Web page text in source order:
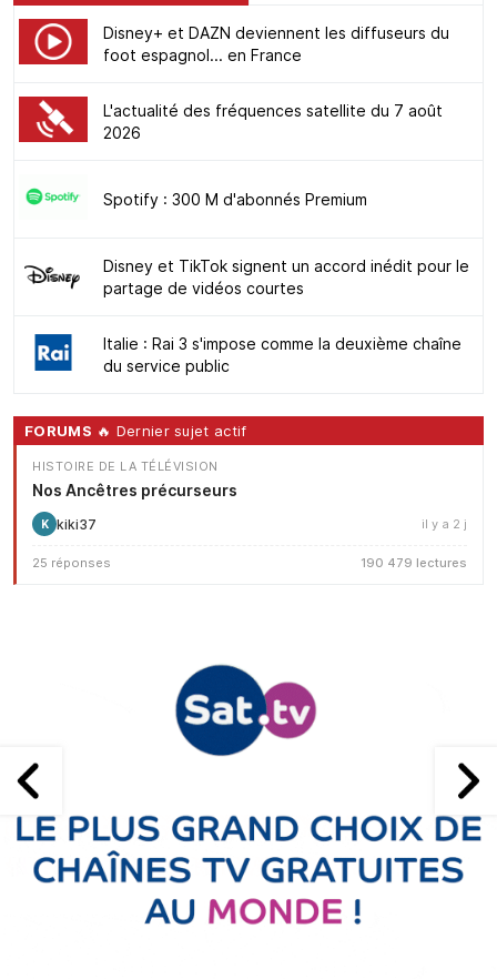
Disney+ et DAZN deviennent les diffuseurs du
foot espagnol... en France
L'actualité des fréquences satellite du 7 août
2026
Spotify : 300 M d'abonnés Premium
Disney et TikTok signent un accord inédit pour le
partage de vidéos courtes
Italie : Rai 3 s'impose comme la deuxième chaîne
du service public
FORUMS 🔥 Dernier sujet actif
HISTOIRE DE LA TÉLÉVISION
Nos Ancêtres précurseurs
K kiki37 il y a 2 j
25 réponses 190 479 lectures